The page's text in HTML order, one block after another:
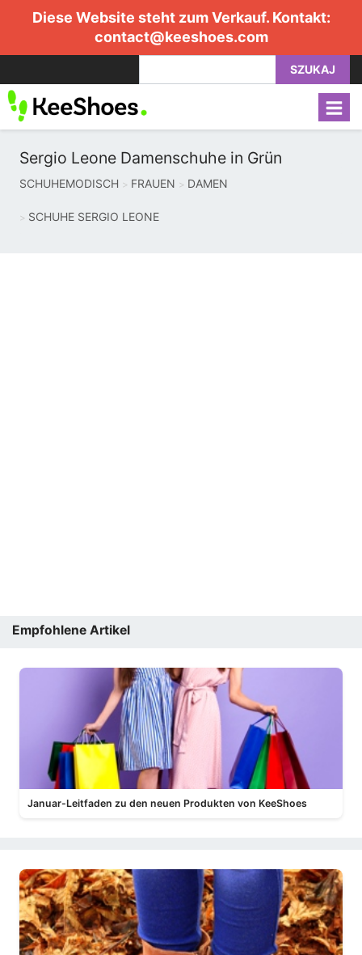
Diese Website steht zum Verkauf. Kontakt:
contact@keeshoes.com
SZUKAJ
Sergio Leone Damenschuhe in Grün
SCHUHEMODISCH FRAUEN DAMEN
SCHUHE SERGIO LEONE
Empfohlene Artikel
Januar-Leitfaden zu den neuen Produkten von KeeShoes